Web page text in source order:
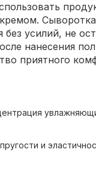
Сыворотка
без усилий, не
нанесения
приятного
и